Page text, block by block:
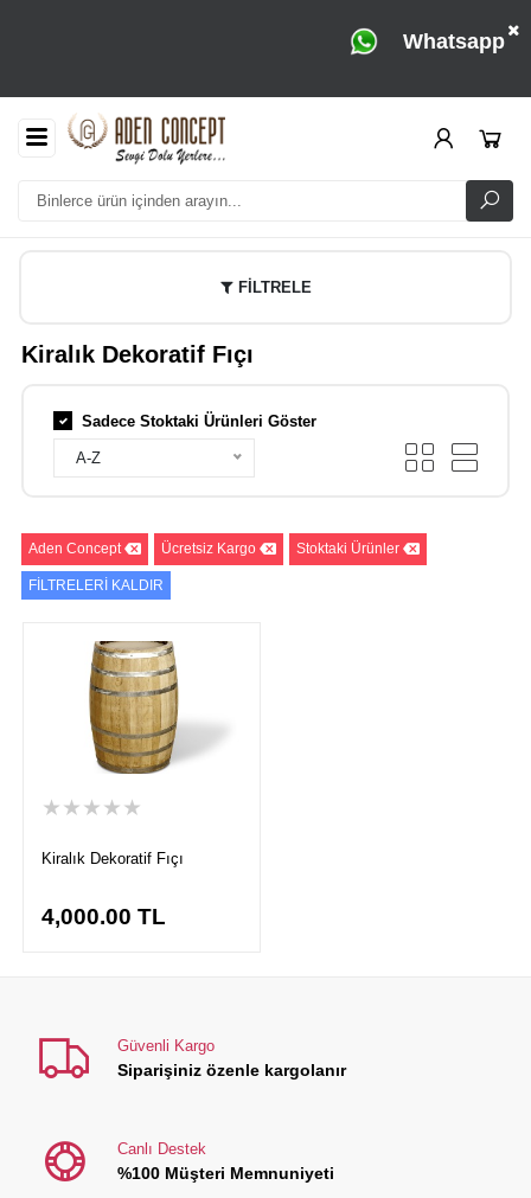
Whatsapp
FİLTRELE
Kiralık Dekoratif Fıçı
Sadece Stoktaki Ürünleri Göster
A-Z
Aden Concept Ücretsiz Kargo Stoktaki Ürünler
FİLTRELERİ KALDIR
★★★★★
Kiralık Dekoratif Fıçı
4,000.00 TL
Güvenli Kargo
Siparişiniz özenle kargolanır
Canlı Destek
%100 Müşteri Memnuniyeti